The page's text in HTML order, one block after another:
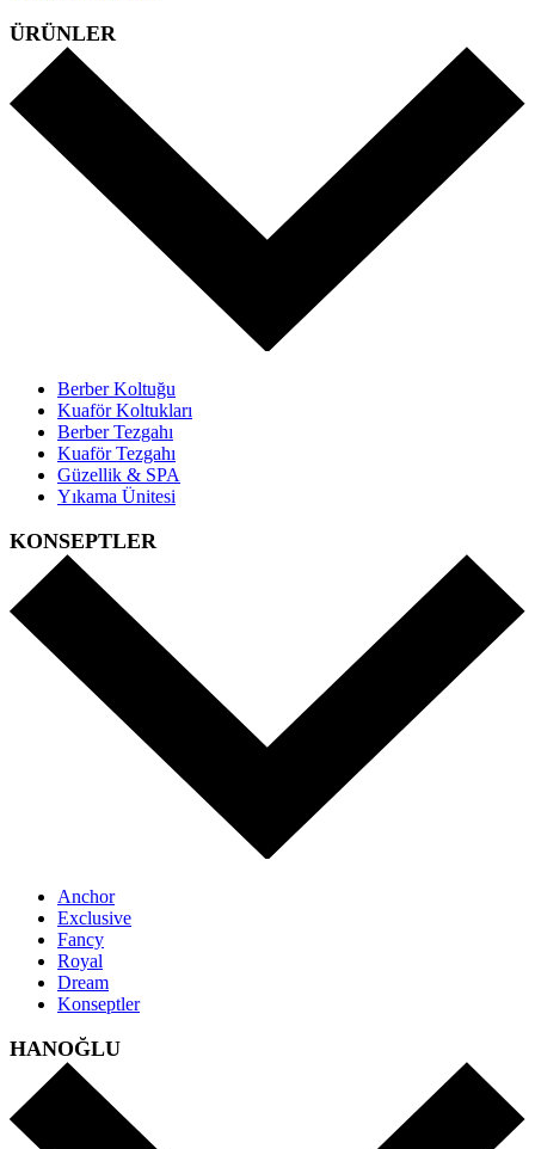
ÜRÜNLER
Berber Koltuğu
Kuaför Koltukları
Berber Tezgahı
Kuaför Tezgahı
Güzellik & SPA
Yıkama Ünitesi
KONSEPTLER
Anchor
Exclusive
Fancy
Royal
Dream
Konseptler
HANOĞLU